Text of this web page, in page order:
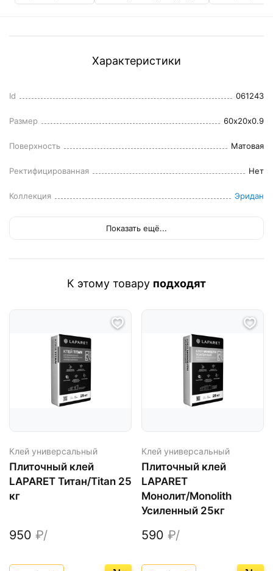
Характеристики
Id 061243
Размер 60x20x0.9
Поверхность Матовая
Ректифицированная Нет
Коллекция Эридан
Показать ещё...
К этому товару подходят
Клей универсальный
Плиточный клей
LAPARET Титан/Titan 25
кг
950 ₽/
Клей универсальный
Плиточный клей
LAPARET
Монолит/Monolith
Усиленный 25кг
590 ₽/